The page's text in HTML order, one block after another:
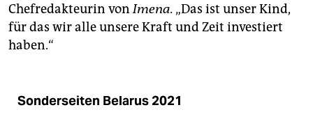
Chefredakteurin vonImena. „Das ist unser Kind,
für das wir alle unsere Kraft und Zeit investiert
haben.“
Sonderseiten Belarus 2021